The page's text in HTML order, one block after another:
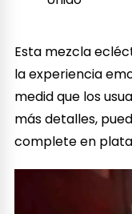
Esta mezcla
la experiencia
medid que los
más detalles,
complete en